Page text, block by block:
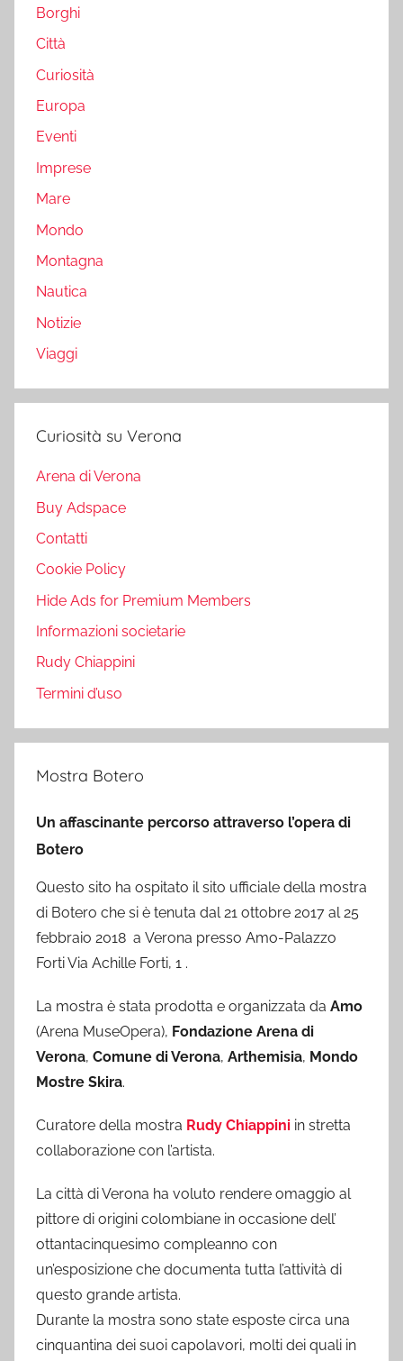
Borghi
Città
Curiosità
Europa
Eventi
Imprese
Mare
Mondo
Montagna
Nautica
Notizie
Viaggi
Curiosità su Verona
Arena di Verona
Buy Adspace
Contatti
Cookie Policy
Hide Ads for Premium Members
Informazioni societarie
Rudy Chiappini
Termini d’uso
Mostra Botero
Un affascinante percorso attraverso l’opera di
Botero
Questo sito ha ospitato il sito ufficiale della mostra
di Botero che si è tenuta dal 21 ottobre 2017 al 25
febbraio 2018 a Verona presso Amo-Palazzo
Forti Via Achille Forti, 1 .
La mostra è stata prodotta e organizzata da Amo
(Arena MuseOpera), Fondazione Arena di
Verona, Comune di Verona, Arthemisia, Mondo
Mostre Skira.
Curatore della mostra Rudy Chiappini in stretta
collaborazione con l’artista.
La città di Verona ha voluto rendere omaggio al
pittore di origini colombiane in occasione dell’
ottantacinquesimo compleanno con
un’esposizione che documenta tutta l’attività di
questo grande artista.
Durante la mostra sono state esposte circa una
cinquantina dei suoi capolavori, molti dei quali in